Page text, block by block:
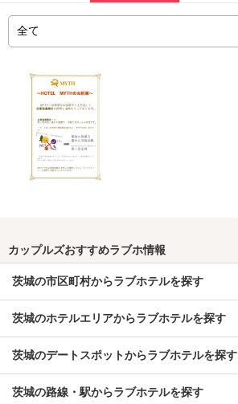
カップルズおすすめラブホ情報
茨城の市区町村からラブホテルを探す
茨城のホテルエリアからラブホテルを探す
茨城のデートスポットからラブホテルを探す
茨城の路線・駅からラブホテルを探す